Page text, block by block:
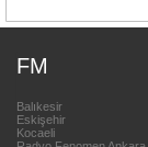
FM
Balıkesir
Eskişehir
Kocaeli